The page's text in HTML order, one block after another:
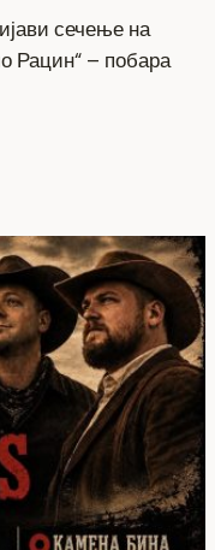
сечење на
Рацин“ – побара